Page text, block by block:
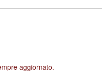
aggiornato.